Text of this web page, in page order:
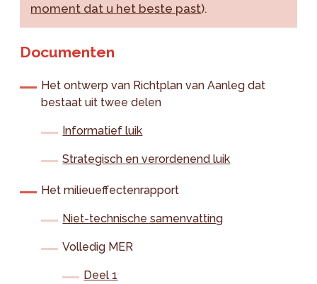
moment dat u het beste past).
Documenten
Het ontwerp van Richtplan van Aanleg dat
bestaat uit twee delen
Informatief luik
Strategisch en verordenend luik
Het milieueffectenrapport
Niet-technische samenvatting
Volledig MER
Deel 1